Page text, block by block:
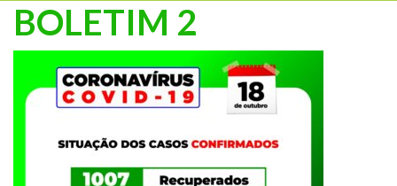
BOLETIM 2